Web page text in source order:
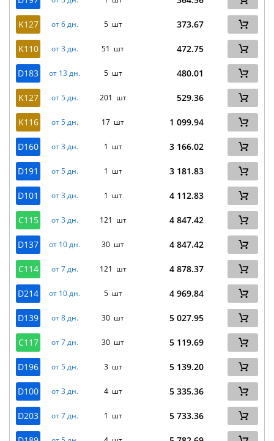
K127 от 6 дн. 5 шт 373.67
K110 от 3 дн. 51 шт 472.75
D183 от 13 дн. 5 шт 480.01
K127 от 5 дн. 201 шт 529.36
K116 от 5 дн. 17 шт 1 099.94
D160 от 3 дн. 1 шт 3 166.02
D191 от 5 дн. 1 шт 3 181.83
D101 от 3 дн. 1 шт 4 112.83
C115 от 3 дн. 121 шт 4 847.42
D137 от 10 дн. 30 шт 4 847.42
C114 от 7 дн. 121 шт 4 878.37
D214 от 10 дн. 5 шт 4 969.84
D139 от 8 дн. 30 шт 5 027.95
C117 от 7 дн. 30 шт 5 119.69
D196 от 5 дн. 3 шт 5 139.20
D100 от 3 дн. 4 шт 5 335.36
D203 от 7 дн. 1 шт 5 733.36